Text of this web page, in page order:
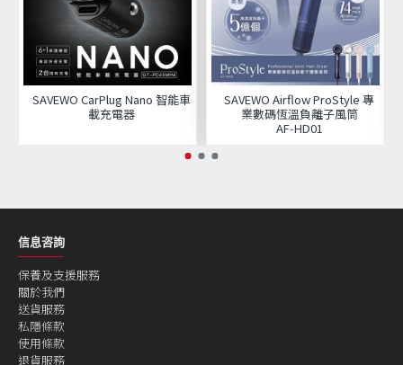
SAVEWO CarPlug Nano 智能車
載充電器
SAVEWO Airflow ProStyle 專
業數碼恆溫負離子風筒
AF‑HD01
信息咨詢
保養及支援服務
關於我們
送貨服務
私隱條款
使用條款
退貨服務